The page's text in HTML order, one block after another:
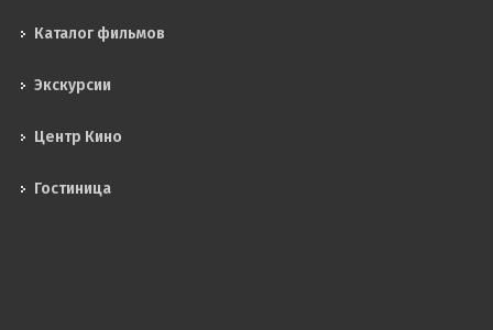
Каталог фильмов
Экскурсии
Центр Кино
Гостиница